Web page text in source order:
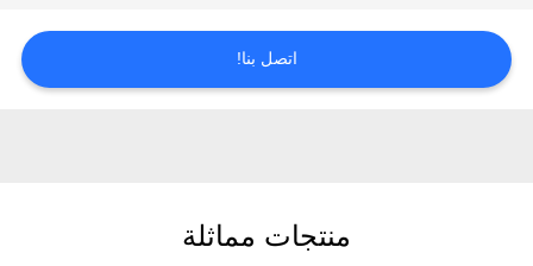
الجودة
اتصل بنا!
منتجات مماثلة